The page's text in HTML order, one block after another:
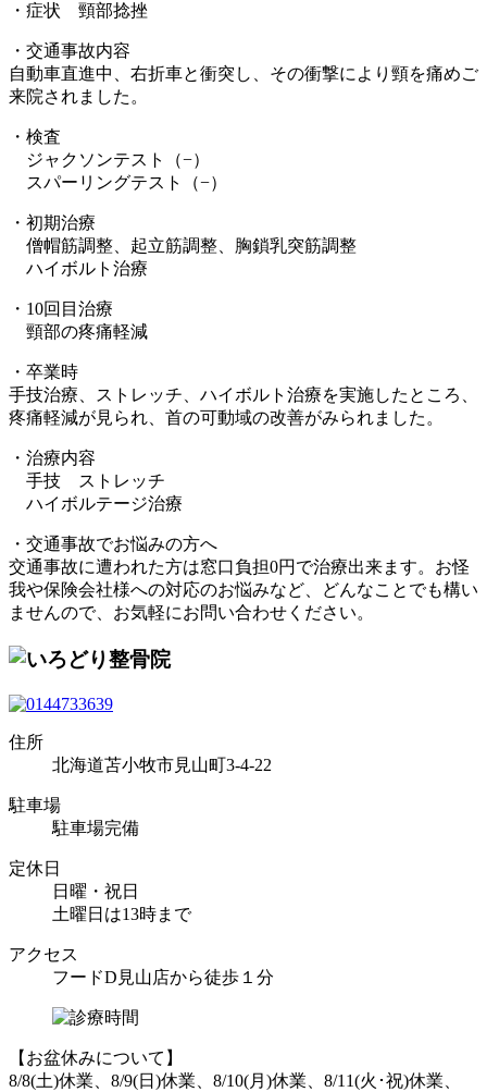
・症状 頸部捻挫
・交通事故内容
自動車直進中、右折車と衝突し、その衝撃により頸を痛めご
来院されました。
・検査
ジャクソンテスト（−）
スパーリングテスト（−）
・初期治療
僧帽筋調整、起立筋調整、胸鎖乳突筋調整
ハイボルト治療
・10回目治療
頸部の疼痛軽減
・卒業時
手技治療、ストレッチ、ハイボルト治療を実施したところ、
疼痛軽減が見られ、首の可動域の改善がみられました。
・治療内容
手技 ストレッチ
ハイボルテージ治療
・交通事故でお悩みの方へ
交通事故に遭われた方は窓口負担0円で治療出来ます。お怪
我や保険会社様への対応のお悩みなど、どんなことでも構い
ませんので、お気軽にお問い合わせください。
住所
北海道苫小牧市見山町3-4-22
駐車場
駐車場完備
定休日
日曜・祝日
土曜日は13時まで
アクセス
フードD見山店から徒歩１分
【お盆休みについて】
8/8(土)休業、8/9(日)休業、8/10(月)休業、8/11(火･祝)休業、